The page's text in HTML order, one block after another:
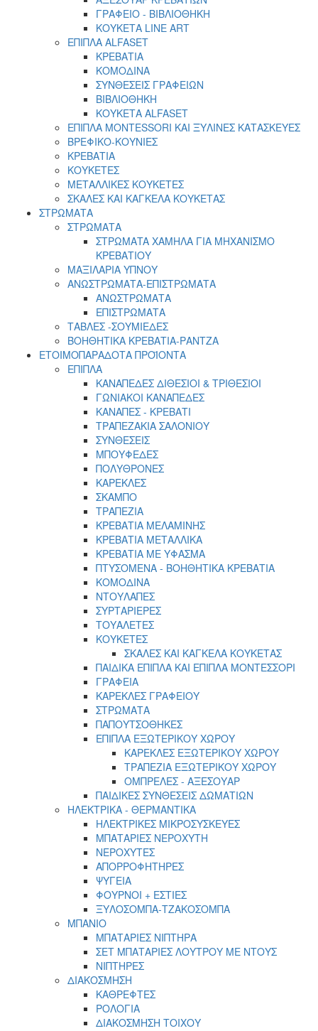
ΓΡΑΦΕΙΟ - ΒΙΒΛΙΟΘΗΚΗ
ΚΟΥΚΕΤΑ LINE ART
ΕΠΙΠΛΑ ALFASET
ΚΡΕΒΑΤΙΑ
ΚΟΜΟΔΙΝΑ
ΣΥΝΘΕΣΕΙΣ ΓΡΑΦΕΙΩΝ
ΒΙΒΛΙΟΘΗΚΗ
ΚΟΥΚΕΤΑ ALFASET
ΕΠΙΠΛΑ MONTESSORI ΚΑΙ ΞΥΛΙΝΕΣ ΚΑΤΑΣΚΕΥΕΣ
ΒΡΕΦΙΚΟ-ΚΟΥΝΙΕΣ
ΚΡΕΒΑΤΙΑ
ΚΟΥΚΕΤΕΣ
ΜΕΤΑΛΛΙΚΕΣ ΚΟΥΚΕΤΕΣ
ΣΚΑΛΕΣ ΚΑΙ ΚΑΓΚΕΛΑ ΚΟΥΚΕΤΑΣ
ΣΤΡΩΜΑΤΑ
ΣΤΡΩΜΑΤΑ
ΣΤΡΩΜΑTA ΧΑΜΗΛA ΓΙΑ ΜΗΧΑΝΙΣΜΟ
ΚΡΕΒΑΤΙΟΥ
ΜΑΞΙΛΑΡΙΑ ΥΠΝΟΥ
ΑΝΩΣΤΡΩΜΑΤΑ-ΕΠΙΣΤΡΩΜΑΤΑ
ΑΝΩΣΤΡΩΜΑΤΑ
ΕΠΙΣΤΡΩΜΑΤΑ
ΤΑΒΛΕΣ -ΣΟΥΜΙΕΔΕΣ
ΒΟΗΘΗΤΙΚΑ ΚΡΕΒΑΤΙΑ-ΡΑΝΤΖΑ
ΕΤΟΙΜΟΠΑΡΑΔΟΤΑ ΠΡΟΪΟΝΤΑ
ΕΠΙΠΛΑ
ΚΑΝΑΠΕΔΕΣ ΔΙΘΕΣΙΟΙ & ΤΡΙΘΕΣΙΟΙ
ΓΩΝΙΑΚΟΙ ΚΑΝΑΠΕΔΕΣ
ΚΑΝΑΠΕΣ - ΚΡΕΒΑΤΙ
ΤΡΑΠΕΖΑΚΙΑ ΣΑΛΟΝΙΟΥ
ΣΥΝΘΕΣΕΙΣ
ΜΠΟΥΦΕΔΕΣ
ΠΟΛΥΘΡΟΝΕΣ
ΚΑΡΕΚΛΕΣ
ΣΚΑΜΠΟ
ΤΡΑΠΕΖΙΑ
ΚΡΕΒΑΤΙΑ ΜΕΛΑΜΙΝΗΣ
ΚΡΕΒΑΤΙΑ ΜΕΤΑΛΛΙΚΑ
ΚΡΕΒΑΤΙΑ ΜΕ ΥΦΑΣΜΑ
ΠΤΥΣΟΜΕΝΑ - ΒΟΗΘΗΤΙΚΑ ΚΡΕΒΑΤΙΑ
ΚΟΜΟΔΙΝΑ
ΝΤΟΥΛΑΠΕΣ
ΣΥΡΤΑΡΙΕΡΕΣ
ΤΟΥΑΛΕΤΕΣ
ΚΟΥΚΕΤΕΣ
ΣΚΑΛΕΣ ΚΑΙ ΚΑΓΚΕΛΑ ΚΟΥΚΕΤΑΣ
ΠΑΙΔΙΚΑ ΕΠΙΠΛΑ ΚΑΙ ΕΠΙΠΛΑ ΜΟΝΤΕΣΣΟΡΙ
ΓΡΑΦΕΙΑ
ΚΑΡΕΚΛΕΣ ΓΡΑΦΕΙΟΥ
ΣΤΡΩΜΑΤΑ
ΠΑΠΟΥΤΣΟΘΗΚΕΣ
ΕΠΙΠΛΑ ΕΞΩΤΕΡΙΚΟΥ ΧΩΡΟΥ
ΚΑΡΕΚΛΕΣ ΕΞΩΤΕΡΙΚΟΥ ΧΩΡΟΥ
ΤΡΑΠΕΖΙΑ ΕΞΩΤΕΡΙΚΟΥ ΧΩΡΟΥ
ΟΜΠΡΕΛΕΣ - ΑΞΕΣΟΥΑΡ
ΠΑΙΔΙΚΕΣ ΣΥΝΘΕΣΕΙΣ ΔΩΜΑΤΙΩΝ
ΗΛΕΚΤΡΙΚΑ - ΘΕΡΜΑΝΤΙΚΑ
ΗΛΕΚΤΡΙΚΕΣ ΜΙΚΡΟΣΥΣΚΕΥΕΣ
ΜΠΑΤΑΡΙΕΣ ΝΕΡΟΧΥΤΗ
ΝΕΡΟΧΥΤΕΣ
ΑΠΟΡΡΟΦΗΤΗΡΕΣ
ΨΥΓΕΙΑ
ΦΟΥΡΝΟΙ + ΕΣΤΙΕΣ
ΞΥΛΟΣΟΜΠΑ-ΤΖΑΚΟΣΟΜΠΑ
ΜΠΑΝΙΟ
ΜΠΑΤΑΡΙΕΣ ΝΙΠΤΗΡΑ
ΣΕΤ ΜΠΑΤΑΡΙΕΣ ΛΟΥΤΡΟΥ ΜΕ ΝΤΟΥΣ
ΝΙΠΤΗΡΕΣ
ΔΙΑΚΟΣΜΗΣΗ
ΚΑΘΡΕΦΤΕΣ
ΡΟΛΟΓΙΑ
ΔΙΑΚΟΣΜΗΣΗ ΤΟΙΧΟΥ